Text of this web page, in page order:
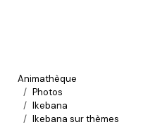
Animathèque
Photos
Ikebana
Ikebana sur thèmes